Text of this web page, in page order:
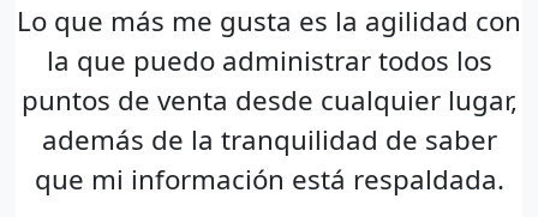
Lo que más me gusta es la agilidad con
la que puedo administrar todos los
puntos de venta desde cualquier lugar,
además de la tranquilidad de saber
que mi información está respaldada.